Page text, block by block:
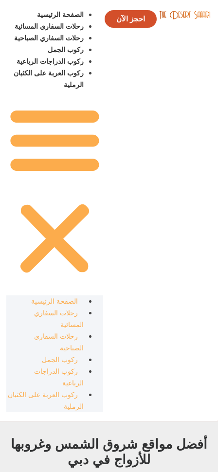
احجز الآن
الصفحة الرئيسية
رحلات السفاري المسائية
رحلات السفاري الصباحية
ركوب الجمل
ركوب الدراجات الرباعية
ركوب العربة على الكثبان
الرملية
الصفحة الرئيسية
رحلات السفاري
المسائية
رحلات السفاري
الصباحية
ركوب الجمل
ركوب الدراجات
الرباعية
ركوب العربة على الكثبان
الرملية
أفضل مواقع شروق الشمس وغروبها
للأزواج في دبي